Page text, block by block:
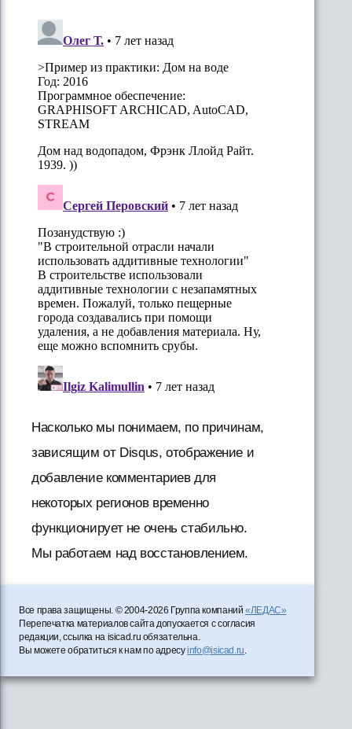
Насколько мы понимаем, по причинам,
зависящим от Disqus, отображение и
добавление комментариев для
некоторых регионов временно
функционирует не очень стабильно.
Мы работаем над восстановлением.
Все права защищены. © 2004-2026 Группа компаний«ЛЕДАС»
Перепечатка материалов сайта допускается с согласия
редакции, ссылка на isicad.ru обязательна.
Вы можете обратиться к нам по адресуinfo@isicad.ru.